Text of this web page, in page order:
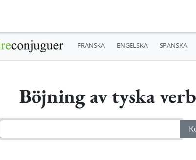
FRANSKA ENGELSKA SPANSKA
Böjning av tyska verb